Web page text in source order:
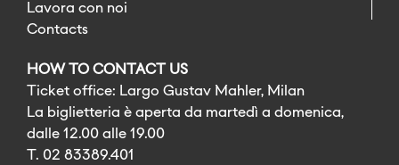
Lavora con noi
Contacts
HOW TO CONTACT US
Ticket office: Largo Gustav Mahler, Milan
La biglietteria è aperta da martedì a domenica,
dalle 12.00 alle 19.00
T. 02 83389.401